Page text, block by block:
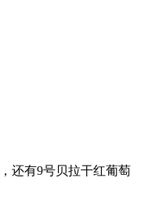
还有9号贝拉干红葡萄